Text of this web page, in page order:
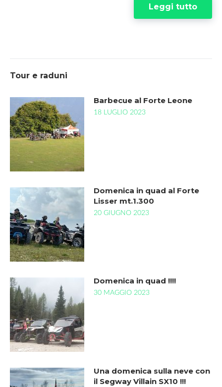
Leggi tutto
Tour e raduni
Barbecue al Forte Leone
18 LUGLIO 2023
Domenica in quad al Forte
Lisser mt.1.300
20 GIUGNO 2023
Domenica in quad !!!!
30 MAGGIO 2023
Una domenica sulla neve con
il Segway Villain SX10 !!!